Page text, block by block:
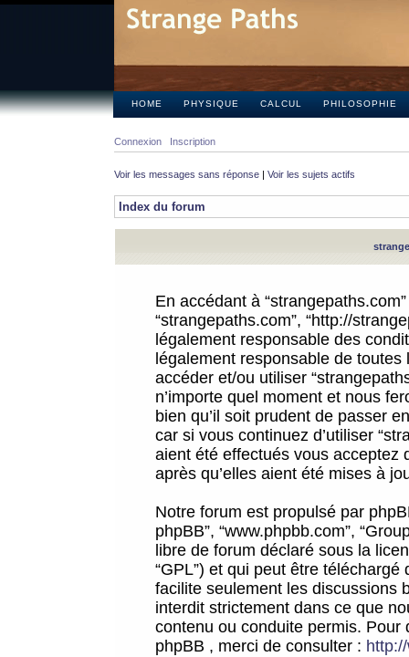
HOME PHYSIQUE CALCUL PHILOSOPHIE
Connexion Inscription
Voir les messages sans réponse | Voir les sujets actifs
Index du forum
En accédant à
“strangepaths.com”, “http://
légalement responsable des
légalement responsable de
accéder et/ou utiliser
n’importe quel moment et nous
bien qu’il soit prudent de passer
car si vous continuez d’utiliser
aient été effectués vous acceptez
après qu’elles aient été mises à
Notre forum est propulsé par
phpBB”, “www.phpbb.com”,
libre de forum déclaré sous la
“GPL”) et qui peut être téléchargé
facilite seulement les discussions
interdit strictement dans ce que
contenu ou conduite permis.
phpBB , merci de consulter :